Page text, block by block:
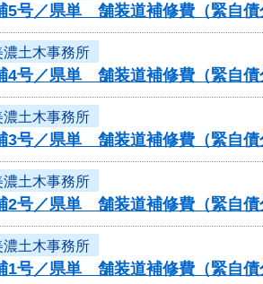
5号／県単 舗装道補修費（緊自
濃土木事務所
4号／県単 舗装道補修費（緊自
濃土木事務所
3号／県単 舗装道補修費（緊自
濃土木事務所
2号／県単 舗装道補修費（緊自
濃土木事務所
1号／県単 舗装道補修費（緊自